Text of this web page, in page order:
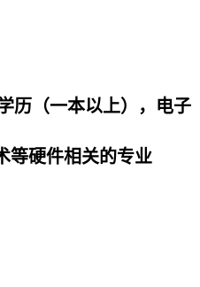
历（一本以上），电子
等硬件相关的专业